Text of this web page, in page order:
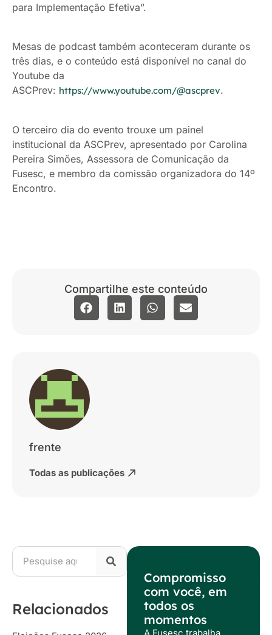
para Implementação Efetiva”.
Mesas de podcast também aconteceram durante os
três dias, e o conteúdo está disponível no canal do
Youtube da
ASCPrev: https://www.youtube.com/@ascprev.
O terceiro dia do evento trouxe um painel
institucional da ASCPrev, apresentado por Carolina
Pereira Simões, Assessora de Comunicação da
Fusesc, e membro da comissão organizadora do 14º
Encontro.
Compartilhe este conteúdo
frente
Todas as publicações
Relacionados
Compromisso
com você, em
todos os
momentos